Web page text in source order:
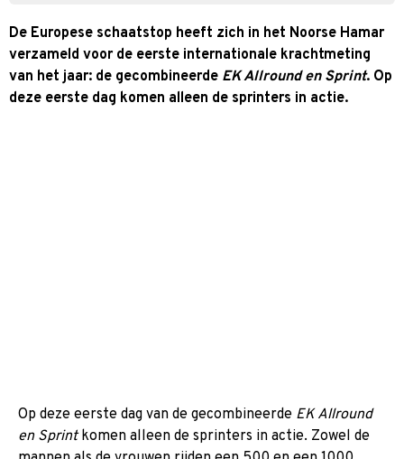
De Europese schaatstop heeft zich in het Noorse Hamar
verzameld voor de eerste internationale krachtmeting
van het jaar: de gecombineerde EK Allround en Sprint. Op
deze eerste dag komen alleen de sprinters in actie.
Op deze eerste dag van de gecombineerde EK Allround
en Sprintkomen alleen de sprinters in actie. Zowel de